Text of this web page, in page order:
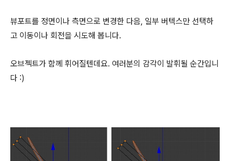
뷰포트를 정면이나 측면으로 변경한 다음, 일부 버텍스만 선택하
고 이동이나 회전을 시도해 봅니다.
오브젝트가 함께 휘어질텐데요. 여러분의 감각이 발휘될 순간입니
다 :)